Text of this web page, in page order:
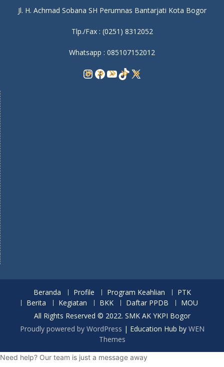
Jl. H. Achmad Sobana SH Perumnas Bantarjati Kota Bogor
Tlp./Fax : (0251) 8312052
Whatsapp : 085107152012
Instagram
Facebook
YouTube
TikTok
X
Beranda Profile Program Keahlian
PTK
Berita
Kegiatan BKK Daftar PPDB
MOU
All Rights Reserved © 2022. SMK AK YKPI Bogor
Proudly powered by WordPress | Education Hub by WEN
Themes
Need help? Our team is just a message away